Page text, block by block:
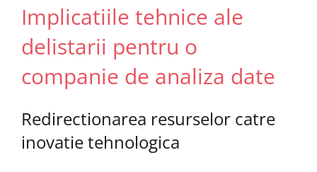
Implicatiile tehnice ale
delistarii pentru o
companie de analiza date
Redirectionarea resurselor catre
inovatie tehnologica